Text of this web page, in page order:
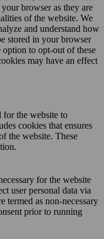
browser as they are
of the website. We
and understand how
stored in your browser
to opt-out of these
may have an effect
for the website to
cookies that ensures
the website. These
for the website
user personal data via
termed as non-necessary
prior to running